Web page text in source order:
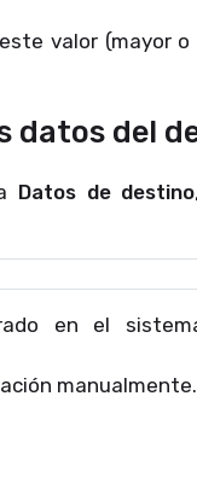
valor (mayor o
datos del
Datos de destino
en el
manualmente.